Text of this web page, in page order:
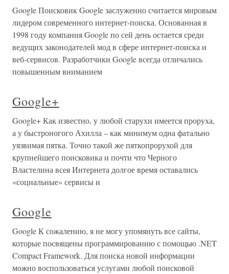
Google Поисковик Google заслуженно считается мировым
лидером современного интернет-поиска. Основанная в
1998 году компания Google по сей день остается среди
ведущих законодателей мод в сфере интернет-поиска и
веб-сервисов. Разработчики Google всегда отличались
повышенным вниманием
Google+
Google+ Как известно, у любой старухи имеется проруха,
а у быстроногого Ахилла – как минимум одна фатально
уязвимая пятка. Точно такой же пяткопрорухой для
крупнейшего поисковика и почти что Черного
Властелина всея Интернета долгое время оставались
«социальные» сервисы и
Google
Google К сожалению, я не могу упомянуть все сайты,
которые посвящены программированию с помощью .NET
Compact Framework. Для поиска новой информации
можно воспользоваться услугами любой поисковой